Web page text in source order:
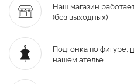
Наш магазин
(без выходных)
Подгонка по фигуре,
нашем ателье